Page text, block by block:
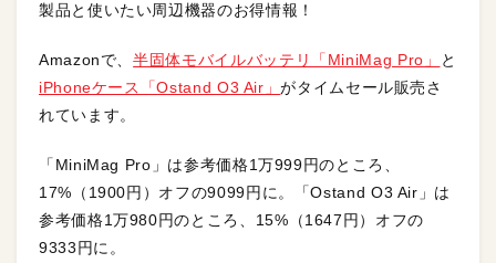
製品と使いたい周辺機器のお得情報！
Amazonで、半固体モバイルバッテリ「MiniMag Pro」
と
iPhoneケース「Ostand O3 Air」がタイムセール販売さ
れています。
「MiniMag Pro」は参考価格1万999円のところ、
17%（1900円）オフの9099円に。「Ostand O3 Air」は
参考価格1万980円のところ、15%（1647円）オフの
9333円に。